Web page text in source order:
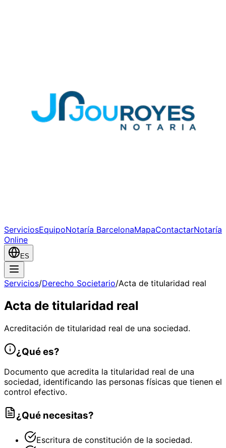
ServiciosEquipoNotaría BarcelonaMapaContactarNotaría
Online
ES
Servicios/Derecho Societario/Acta de titularidad real
Acta de titularidad real
Acreditación de titularidad real de una sociedad.
¿Qué es?
Documento que acredita la titularidad real de una
sociedad, identificando las personas físicas que tienen el
control efectivo.
¿Qué necesitas?
Escritura de constitución de la sociedad.